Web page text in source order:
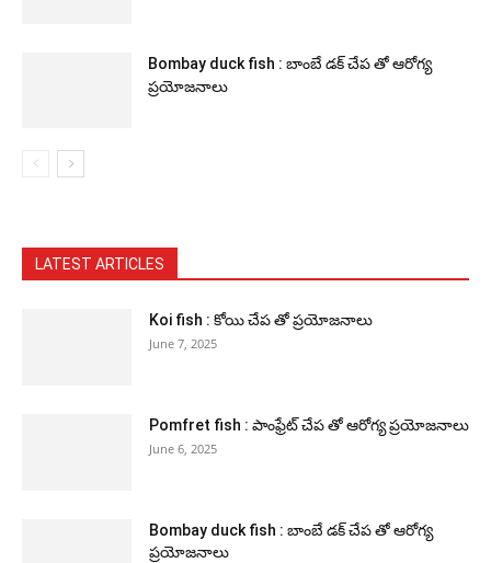
Bombay duck fish : బాంబే డక్ చేప తో ఆరోగ్య
ప్రయోజనాలు
LATEST ARTICLES
Koi fish : కోయి చేప తో ప్రయోజనాలు
June 7, 2025
Pomfret fish : పాంఫ్రేట్ చేప తో ఆరోగ్య ప్రయోజనాలు
June 6, 2025
Bombay duck fish : బాంబే డక్ చేప తో ఆరోగ్య
ప్రయోజనాలు